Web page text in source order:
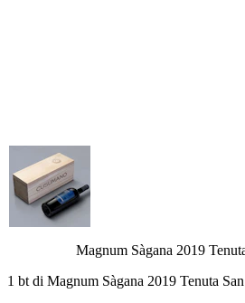
Magnum Sàgana 2019
1 bt di Magnum Sàgana 2019 Tenuta